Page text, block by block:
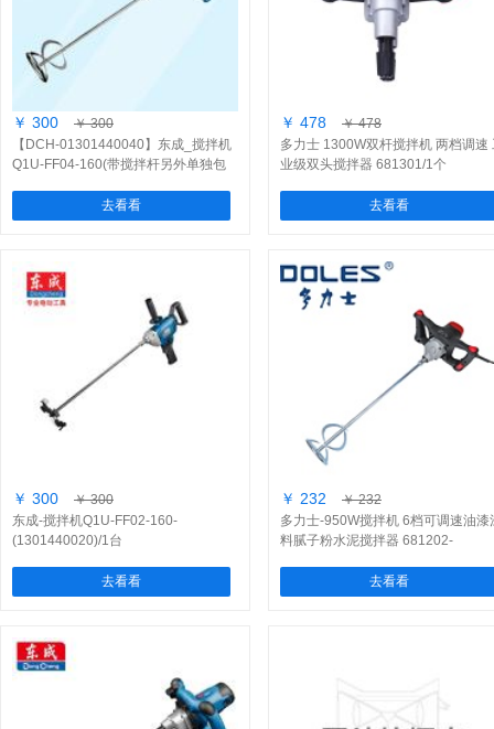
￥ 300
￥ 300
【DCH-01301440040】东成_搅拌机
Q1U-FF04-160(带搅拌杆另外单独包
去看看
￥ 478
￥ 478
多力士 1300W双杆搅拌机 两档调速
业级双头搅拌器 681301/1个
去看看
￥ 300
￥ 300
东成-搅拌机Q1U-FF02-160-
(1301440020)/1台
去看看
￥ 232
￥ 232
多力士-950W搅拌机 6档可调速油漆
料腻子粉水泥搅拌器 681202-
去看看